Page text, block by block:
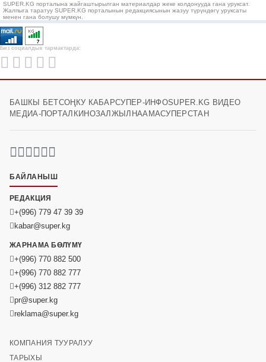
SUPER.KG порталына жайгаштырылган материалдар жеке колдонууда гана уруксат.
Жалпыга таратуу SUPER.KG порталынын редакциясынын жазуу түрүндөгү уруксаты
менен гана болушу мүмкүн.
Биз социалдык тармактарда:
БАШКЫ БЕТСОҢКУ КАБАРСУПЕР-ИНФОSUPER.KG ВИДЕО
МЕДИА-ПОРТАЛ КИНОЗАЛ ЖЫЛНААМАСУПЕРСТАН
БАЙЛАНЫШ
РЕДАКЦИЯ
+(996) 779 47 39 39
kabar@super.kg
ЖАРНАМА БӨЛҮМҮ
+(996) 770 882 500
+(996) 770 882 777
+(996) 312 882 777
pr@super.kg
reklama@super.kg
КОМПАНИЯ ТУУРАЛУУ
ТАРЫХЫ